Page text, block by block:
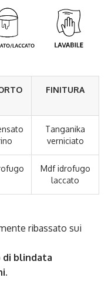
FINITURA
Tanganika
verniciato
Mdf idrofugo
laccato
ribassato sui
di blindata